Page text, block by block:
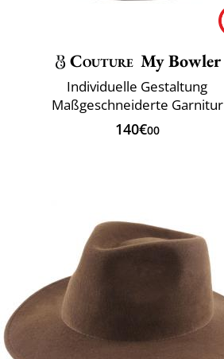
Couture My Bowler
Individuelle Gestaltung
Maßgeschneiderte Garnitur
140€00